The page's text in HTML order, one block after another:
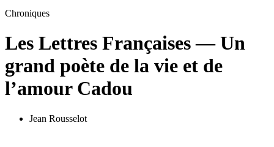
Chroniques
Les Lettres Françaises — Un
grand poète de la vie et de
l’amour Cadou
Jean Rousselot